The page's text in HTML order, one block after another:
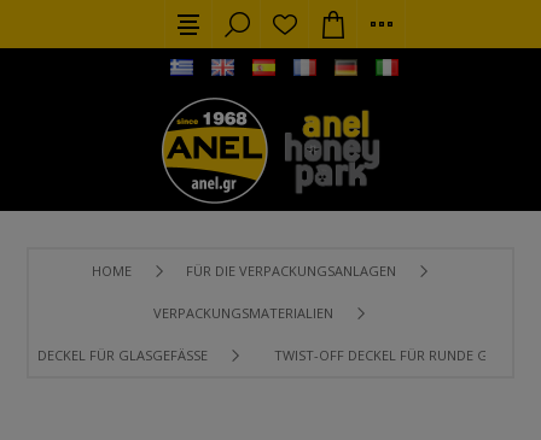
HOME FÜR DIE VERPACKUNGSANLAGEN
VERPACKUNGSMATERIALIEN
DECKEL FÜR GLASGEFÄSSE TWIST-OFF DECKEL FÜR RUNDE GLÄSER